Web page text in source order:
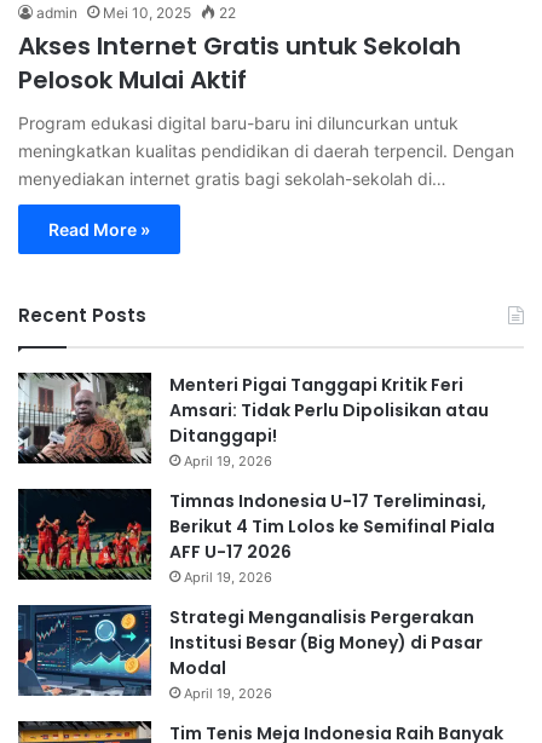
admin Mei 10, 2025 22
Akses Internet Gratis untuk Sekolah
Pelosok Mulai Aktif
Program edukasi digital baru-baru ini diluncurkan untuk
meningkatkan kualitas pendidikan di daerah terpencil. Dengan
menyediakan internet gratis bagi sekolah-sekolah di…
Read More »
Recent Posts
Menteri Pigai Tanggapi Kritik Feri
Amsari: Tidak Perlu Dipolisikan atau
Ditanggapi!
April 19, 2026
Timnas Indonesia U-17 Tereliminasi,
Berikut 4 Tim Lolos ke Semifinal Piala
AFF U-17 2026
April 19, 2026
Strategi Menganalisis Pergerakan
Institusi Besar (Big Money) di Pasar
Modal
April 19, 2026
Tim Tenis Meja Indonesia Raih Banyak